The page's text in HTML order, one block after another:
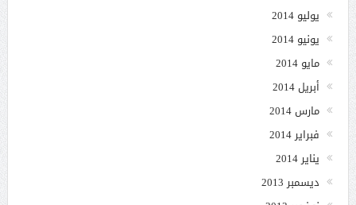
يوليو 2014
يونيو 2014
مايو 2014
أبريل 2014
مارس 2014
فبراير 2014
يناير 2014
ديسمبر 2013